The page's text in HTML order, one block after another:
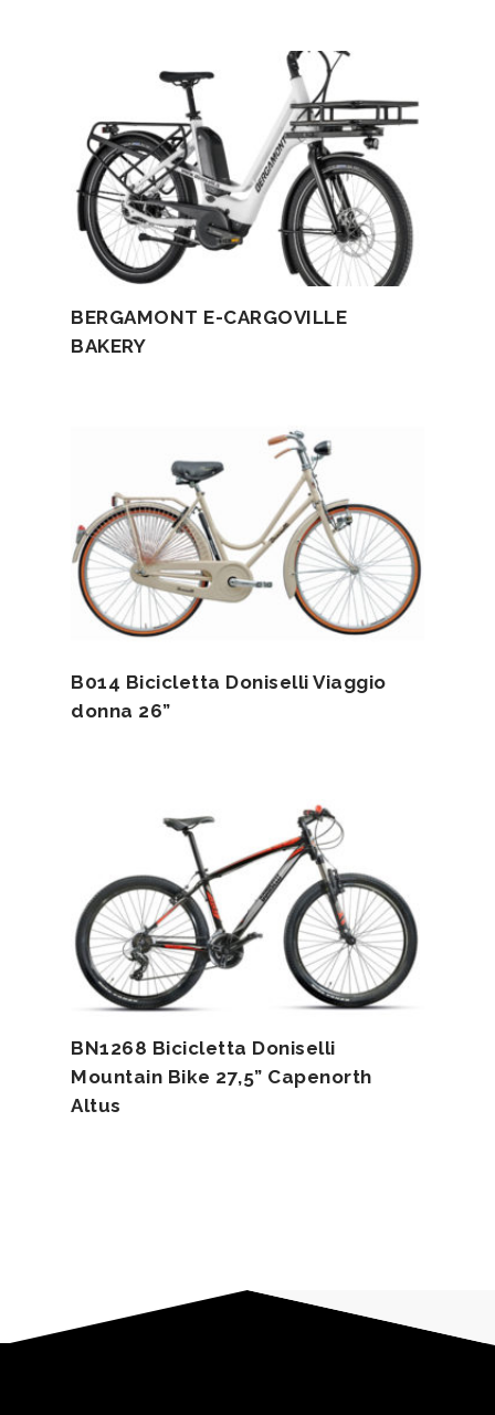
BERGAMONT E-CARGOVILLE
BAKERY
B014 Bicicletta Doniselli Viaggio
donna 26”
BN1268 Bicicletta Doniselli
Mountain Bike 27,5” Capenorth
Altus